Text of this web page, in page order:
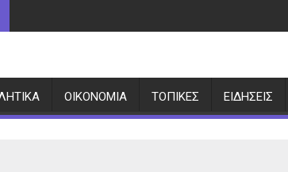
ΟΙΚΟΝΟΜΊΑ ΤΟΠΙΚΈΣ ΕΙΔΉΣΕΙΣ